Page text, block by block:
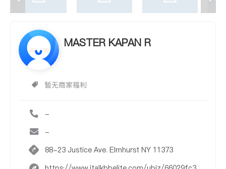
MASTER KAPAN R
暂无商家福利
-
-
88-23 Justice Ave. Elmhurst NY 11373